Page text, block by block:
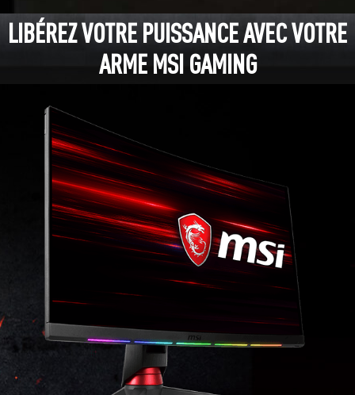
LIBÉREZ VOTRE PUISSANCE AVEC VOTRE
ARME MSI GAMING